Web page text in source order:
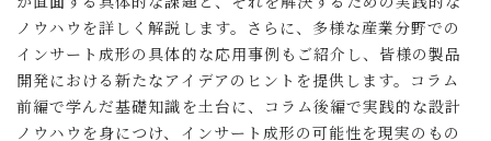
ノウハウを詳しく解説します。さらに、多様な産業分野での
インサート成形の具体的な応用事例もご紹介し、皆様の製品
開発における新たなアイデアのヒントを提供します。コラム
前編で学んだ基礎知識を土台に、コラム後編で実践的な設計
ノウハウを身につけ、インサート成形の可能性を現実のもの